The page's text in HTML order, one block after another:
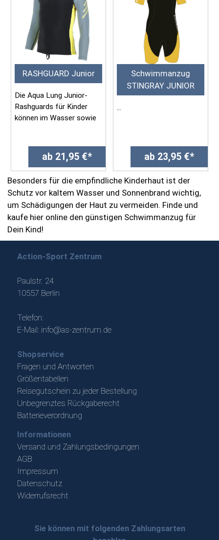
RASHGUARD Junior
Die Aqua Lung Junior-
Rashguards für Kinder
können im Wasser sowie
ab 21,95 €*
Schwimmanzug
STINGRAY JUNIOR
...
ab 23,95 €*
Besonders für die empfindliche Kinderhaut ist der
Schutz vor kaltem Wasser und Sonnenbrand wichtig,
um Schädigungen der Haut zu vermeiden. Finde und
kaufe hier online den günstigen Schwimmanzug für
Dein Kind!
Action-Sport Zentrum
Paulstr. 24
10557 Berlin
Telefon:
E-Mail: info@as-zentrum.de
Shopservice
Fragen und Antworten
Größentabellen
Reisegutschein zu jeder Bestellung
Unbegrenztes Rückgaberecht
Batterieverordnung
Informationen
Versand und Zahlungsbedingungen
AGB
Impressum
Datenschutz
Widerrufsrecht
Sie können mit folgenden Zahlungsarten